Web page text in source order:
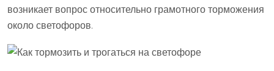
возникает вопрос относительно грамотного торможения
около светофоров.